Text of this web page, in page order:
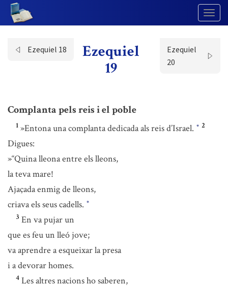
Ezequiel 18
Ezequiel
19
Ezequiel
20
Complanta pels reis i el poble
1 »Entona una complanta dedicada als reis d’Israel. * 2
Digues:
»“Quina lleona entre els lleons,
la teva mare!
Ajaçada enmig de lleons,
criava els seus cadells. *
3 En va pujar un
que es feu un lleó jove;
va aprendre a esqueixar la presa
i a devorar homes.
4 Les altres nacions ho saberen,